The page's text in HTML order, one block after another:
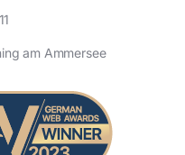
am Ammersee